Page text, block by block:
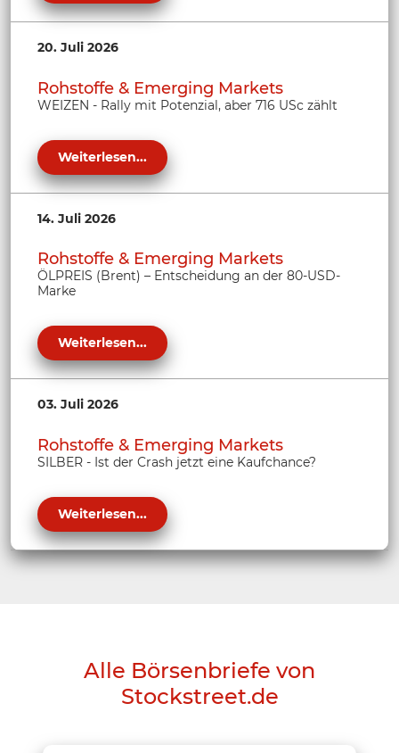
20. Juli 2026
Rohstoffe & Emerging Markets
WEIZEN - Rally mit Potenzial, aber 716 USc zählt
Weiterlesen...
14. Juli 2026
Rohstoffe & Emerging Markets
ÖLPREIS (Brent) – Entscheidung an der 80-USD-
Marke
Weiterlesen...
03. Juli 2026
Rohstoffe & Emerging Markets
SILBER - Ist der Crash jetzt eine Kaufchance?
Weiterlesen...
Alle Börsenbriefe von
Stockstreet.de